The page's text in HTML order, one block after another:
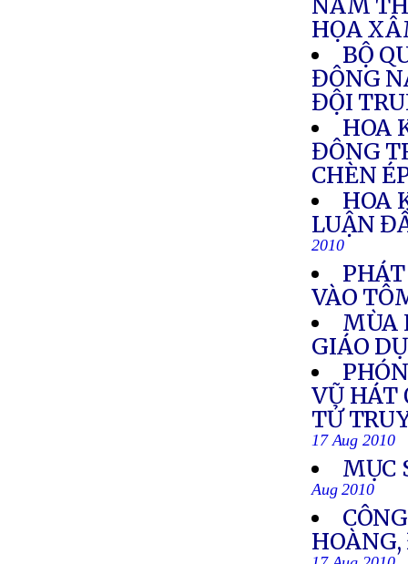
NAM
HỌA
BỘ
ĐÔNG
ĐỘI
HOA
ĐÔNG
CHÈN
HOA
LUẬN
2010
VÀO
MÙA
GIÁO
VŨ HÁT
TỬ
17 Aug 2010
MỤC
Aug 2010